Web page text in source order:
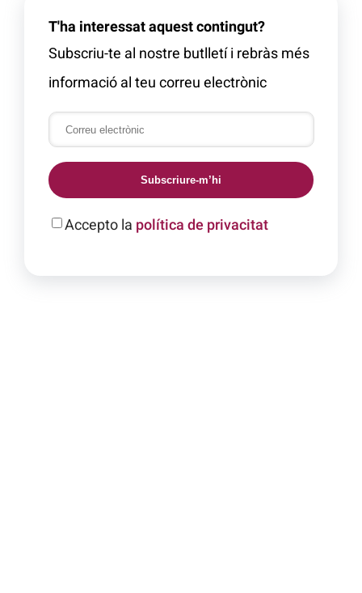
T'ha interessat aquest contingut?
Subscriu-te al nostre butlletí i rebràs més
informació al teu correu electrònic
Subscriure-m’hi
Accepto la política de privacitat